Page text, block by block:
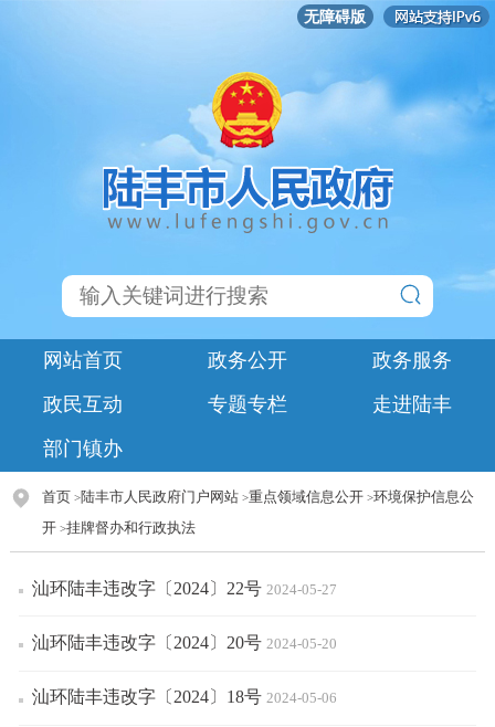
无障碍版
网站首页 政务公开
政务服务
政民互动
专题专栏
走进陆丰
部门镇办
首页 >陆丰市人民政府门户网站>重点领域信息公开>环境保护信息公
开>挂牌督办和行政执法
汕环陆丰违改字〔2024〕22号 2024-05-27
汕环陆丰违改字〔2024〕20号 2024-05-20
汕环陆丰违改字〔2024〕18号 2024-05-06